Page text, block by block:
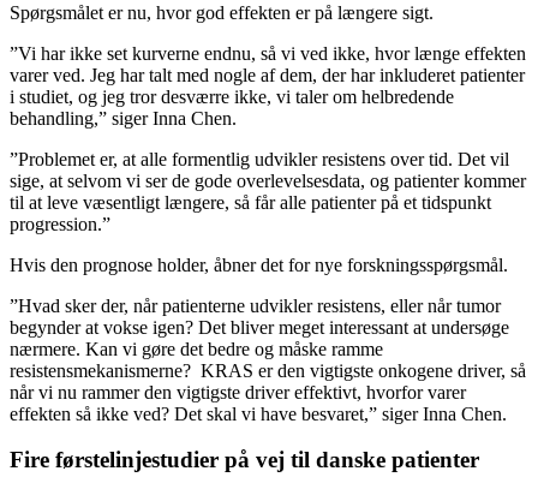
Spørgsmålet er nu, hvor god effekten er på længere sigt.
”Vi har ikke set kurverne endnu, så vi ved ikke, hvor længe effekten
varer ved. Jeg har talt med nogle af dem, der har inkluderet patienter
i studiet, og jeg tror desværre ikke, vi taler om helbredende
behandling,” siger Inna Chen.
”Problemet er, at alle formentlig udvikler resistens over tid. Det vil
sige, at selvom vi ser de gode overlevelsesdata, og patienter kommer
til at leve væsentligt længere, så får alle patienter på et tidspunkt
progression.”
Hvis den prognose holder, åbner det for nye forskningsspørgsmål.
”Hvad sker der, når patienterne udvikler resistens, eller når tumor
begynder at vokse igen? Det bliver meget interessant at undersøge
nærmere. Kan vi gøre det bedre og måske ramme
resistensmekanismerne? KRAS er den vigtigste onkogene driver, så
når vi nu rammer den vigtigste driver effektivt, hvorfor varer
effekten så ikke ved? Det skal vi have besvaret,” siger Inna Chen.
Fire førstelinjestudier på vej til danske patienter